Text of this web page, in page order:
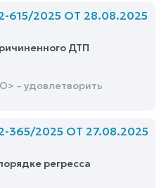
2025 ОТ 28.08.2025
ДТП
– удовлетворить
2025 ОТ 27.08.2025
регресса